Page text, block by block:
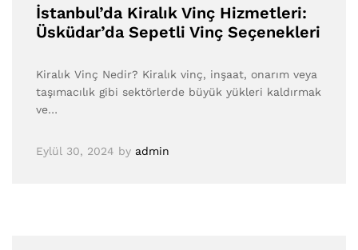
İstanbul’da Kiralık Vinç Hizmetleri:
Üsküdar’da Sepetli Vinç Seçenekleri
Kiralık Vinç Nedir? Kiralık vinç, inşaat, onarım veya
taşımacılık gibi sektörlerde büyük yükleri kaldırmak
ve…
Eylül 30, 2024 by admin